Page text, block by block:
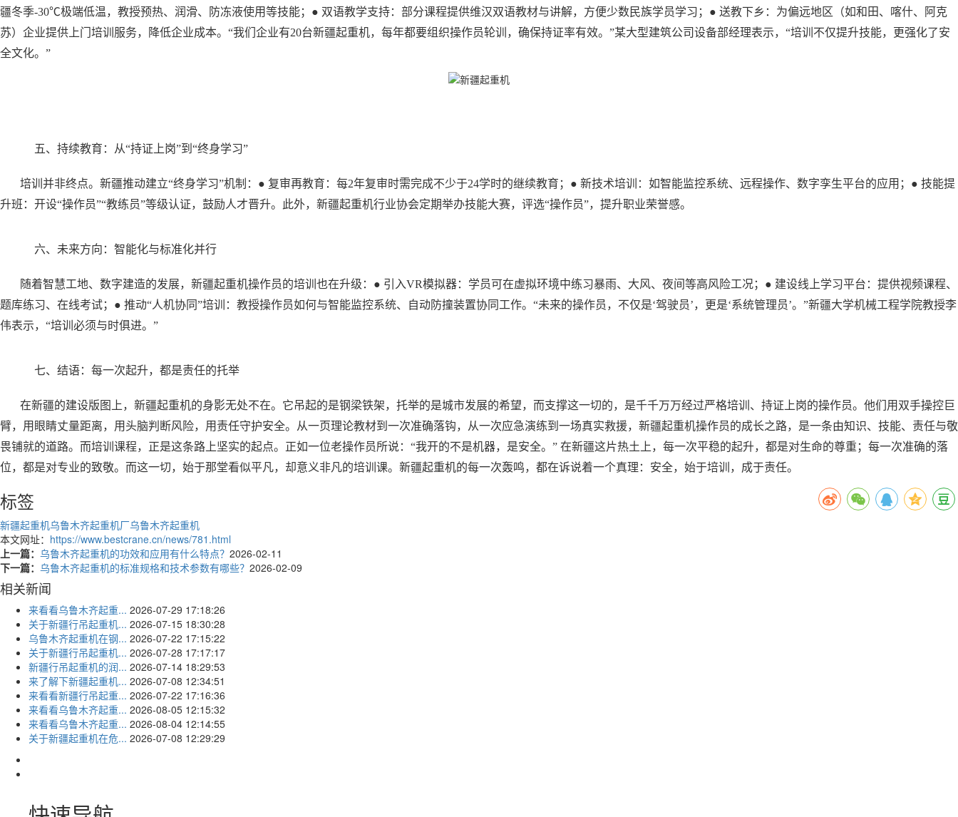
疆冬季-30℃极端低温，教授预热、润滑、防冻液使用等技能；● 双语教学支持：部分课程提供维汉双语教材与讲解，方便少数民族学员学习；● 送教下乡：为偏远地区（如和田、喀什、阿克
苏）企业提供上门培训服务，降低企业成本。“我们企业有20台新疆起重机，每年都要组织操作员轮训，确保持证率有效。”某大型建筑公司设备部经理表示，“培训不仅提升技能，更强化了安
全文化。”
五、持续教育：从“持证上岗”到“终身学习”
培训并非终点。新疆推动建立“终身学习”机制：● 复审再教育：每2年复审时需完成不少于24学时的继续教育；● 新技术培训：如智能监控系统、远程操作、数字孪生平台的应用；● 技能提
升班：开设“操作员”“教练员”等级认证，鼓励人才晋升。此外，新疆起重机行业协会定期举办技能大赛，评选“操作员”，提升职业荣誉感。
六、未来方向：智能化与标准化并行
随着智慧工地、数字建造的发展，新疆起重机操作员的培训也在升级：● 引入VR模拟器：学员可在虚拟环境中练习暴雨、大风、夜间等高风险工况；● 建设线上学习平台：提供视频课程、
题库练习、在线考试；● 推动“人机协同”培训：教授操作员如何与智能监控系统、自动防撞装置协同工作。“未来的操作员，不仅是‘驾驶员’，更是‘系统管理员’。”新疆大学机械工程学院教授李
伟表示，“培训必须与时俱进。”
七、结语：每一次起升，都是责任的托举
在新疆的建设版图上，新疆起重机的身影无处不在。它吊起的是钢梁铁架，托举的是城市发展的希望，而支撑这一切的，是千千万万经过严格培训、持证上岗的操作员。他们用双手操控巨
臂，用眼睛丈量距离，用头脑判断风险，用责任守护安全。从一页理论教材到一次准确落钩，从一次应急演练到一场真实救援，新疆起重机操作员的成长之路，是一条由知识、技能、责任与敬
畏铺就的道路。而培训课程，正是这条路上坚实的起点。正如一位老操作员所说：“我开的不是机器，是安全。” 在新疆这片热土上，每一次平稳的起升，都是对生命的尊重；每一次准确的落
位，都是对专业的致敬。而这一切，始于那堂看似平凡，却意义非凡的培训课。新疆起重机的每一次轰鸣，都在诉说着一个真理：安全，始于培训，成于责任。
标签
新疆起重机乌鲁木齐起重机厂乌鲁木齐起重机
本文网址： https://www.bestcrane.cn/news/781.html
上一篇： 乌鲁木齐起重机的功效和应用有什么特点？ 2026-02-11
下一篇： 乌鲁木齐起重机的标准规格和技术参数有哪些？ 2026-02-09
相关新闻
来看看乌鲁木齐起重... 2026-07-29 17:18:26
关于新疆行吊起重机... 2026-07-15 18:30:28
乌鲁木齐起重机在钢... 2026-07-22 17:15:22
关于新疆行吊起重机... 2026-07-28 17:17:17
新疆行吊起重机的润... 2026-07-14 18:29:53
来了解下新疆起重机... 2026-07-08 12:34:51
来看看新疆行吊起重... 2026-07-22 17:16:36
来看看乌鲁木齐起重... 2026-08-05 12:15:32
来看看乌鲁木齐起重... 2026-08-04 12:14:55
关于新疆起重机在危... 2026-07-08 12:29:29